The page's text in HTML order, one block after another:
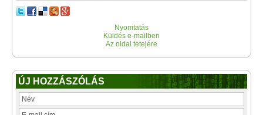
Nyomtatás
Küldés e-mailben
Az oldal tetejére
ÚJ HOZZÁSZÓLÁS